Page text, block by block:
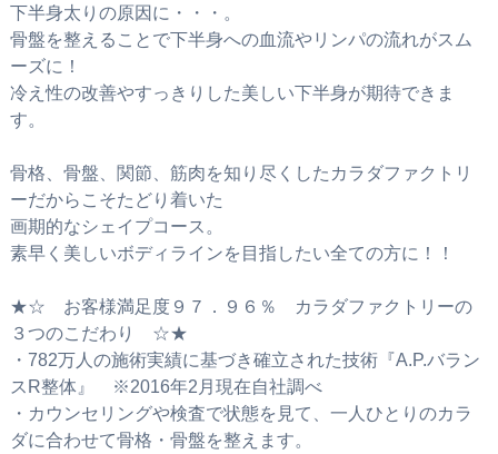
下半身太りの原因に・・・。
骨盤を整えることで下半身への血流やリンパの流れがスム
ーズに！
冷え性の改善やすっきりした美しい下半身が期待できま
す。
骨格、骨盤、関節、筋肉を知り尽くしたカラダファクトリ
ーだからこそたどり着いた
画期的なシェイプコース。
素早く美しいボディラインを目指したい全ての方に！！
★☆ お客様満足度９７．９６％ カラダファクトリーの
３つのこだわり ☆★
・782万人の施術実績に基づき確立された技術『A.P.バラン
スR整体』 ※2016年2月現在自社調べ
・カウンセリングや検査で状態を見て、一人ひとりのカラ
ダに合わせて骨格・骨盤を整えます。